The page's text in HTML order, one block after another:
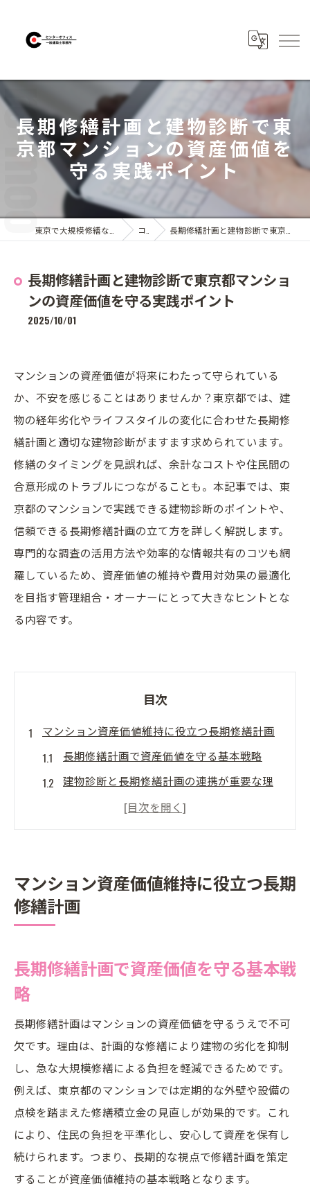
長期修繕計画と建物診断で東
京都マンションの資産価値を
守る実践ポイント
コラム 長期修繕計画と建物診断で東京都マンションの資産価値を守る実践ポイント
長期修繕計画と建物診断で東京都マンショ
ンの資産価値を守る実践ポイント
2025/10/01
マンションの資産価値が将来にわたって守られている
か、不安を感じることはありませんか？東京都では、建
物の経年劣化やライフスタイルの変化に合わせた長期修
繕計画と適切な建物診断がますます求められています。
修繕のタイミングを見誤れば、余計なコストや住民間の
合意形成のトラブルにつながることも。本記事では、東
京都のマンションで実践できる建物診断のポイントや、
信頼できる長期修繕計画の立て方を詳しく解説します。
専門的な調査の活用方法や効率的な情報共有のコツも網
羅しているため、資産価値の維持や費用対効果の最適化
を目指す管理組合・オーナーにとって大きなヒントとな
る内容です。
目次
マンション資産価値維持に役立つ長期修繕計画
長期修繕計画で資産価値を守る基本戦略
建物診断と長期修繕計画の連携が重要な理
長期修繕計画閲覧のポイントと注意点
費用対効果を高める長期修繕計画の進め方
建物診断で把握する修繕の最適タイミング
める
劣化診断シート活用で修繕タイミングを把
握
診断結果から長期修繕計画へ反映する流れ
建物診断業者選びで押さえるべき基準
管理組合が押さえたい長期修繕計画の基本
管理組合が知るべき長期修繕計画の基礎知
識
マンション資産価値維持に役立つ長期
修繕計画
長期修繕計画で資産価値を守る基本戦
略
長期修繕計画はマンションの資産価値を守るうえで不可
欠です。理由は、計画的な修繕により建物の劣化を抑制
し、急な大規模修繕による負担を軽減できるためです。
例えば、東京都のマンションでは定期的な外壁や設備の
点検を踏まえた修繕積立金の見直しが効果的です。これ
により、住民の負担を平準化し、安心して資産を保有し
続けられます。つまり、長期的な視点で修繕計画を策定
することが資産価値維持の基本戦略となります。